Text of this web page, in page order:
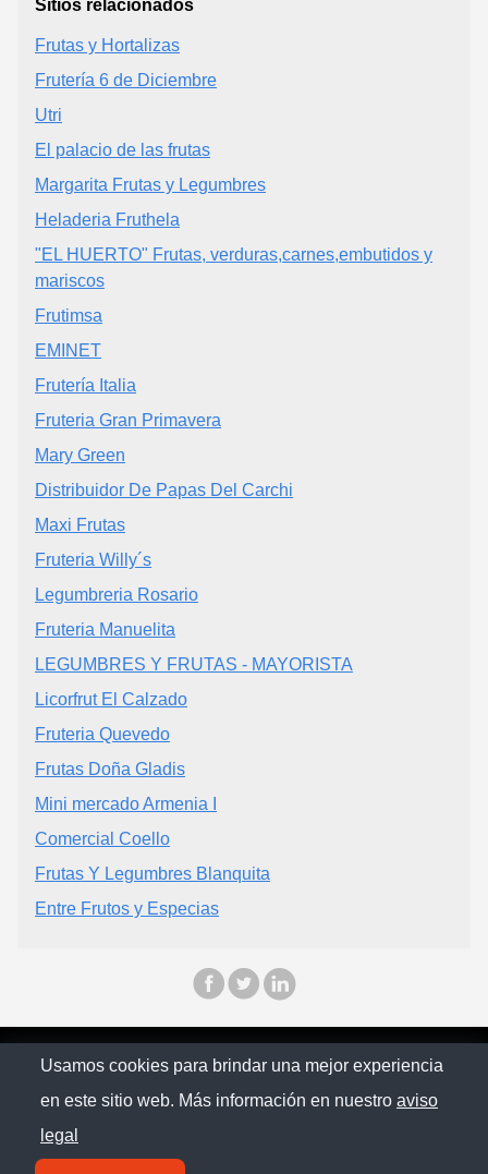
Sitios relacionados
Frutas y Hortalizas
Frutería 6 de Diciembre
Utri
El palacio de las frutas
Margarita Frutas y Legumbres
Heladeria Fruthela
"EL HUERTO" Frutas, verduras,carnes,embutidos y
mariscos
Frutimsa
EMINET
Frutería Italia
Fruteria Gran Primavera
Mary Green
Distribuidor De Papas Del Carchi
Maxi Frutas
Fruteria Willy´s
Legumbreria Rosario
Fruteria Manuelita
LEGUMBRES Y FRUTAS - MAYORISTA
Licorfrut El Calzado
Fruteria Quevedo
Frutas Doña Gladis
Mini mercado Armenia I
Comercial Coello
Frutas Y Legumbres Blanquita
Entre Frutos y Especias
© Ecuapinoo 2025
Política de privacidad
Usamos cookies para brindar una mejor experiencia
en este sitio web. Más información en nuestro aviso
legal